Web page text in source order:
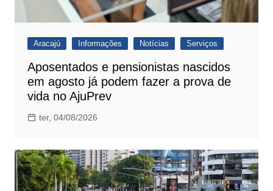
Aracajú Informações Notícias Serviços
Aposentados e pensionistas nascidos
em agosto já podem fazer a prova de
vida no AjuPrev
ter, 04/08/2026